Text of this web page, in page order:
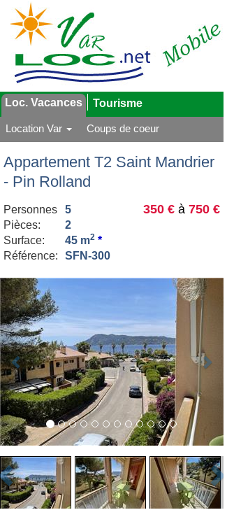
Loc. Vacances Tourisme
Location Var Coups de coeur
Appartement T2 Saint Mandrier
- Pin Rolland
350 € à 750 €
Personnes
5
Pièces:
2
Surface:
45 m2 *
Référence:
SFN-300